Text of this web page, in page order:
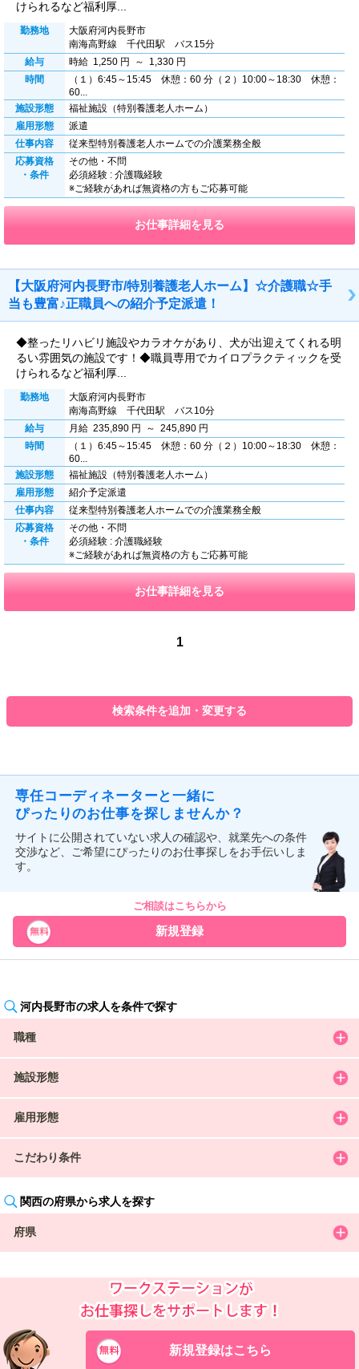
けられるなど福利厚...
勤務地
大阪府河内長野市
南海高野線 千代田駅 バス15分
給与
時給 1,250 円 ～ 1,330 円
時間
（１）6:45～15:45 休憩：60 分（２）10:00～18:30 休憩：
60...
施設形態
福祉施設（特別養護老人ホーム）
雇用形態
派遣
仕事内容
従来型特別養護老人ホームでの介護業務全般
応募資格
・条件
その他・不問
必須経験 : 介護職経験
※ご経験があれば無資格の方もご応募可能
お仕事詳細を見る
【大阪府河内長野市/特別養護老人ホーム】☆介護職☆手
当も豊富♪正職員への紹介予定派遣！
◆整ったリハビリ施設やカラオケがあり、犬が出迎えてくれる明
るい雰囲気の施設です！◆職員専用でカイロプラクティックを受
けられるなど福利厚...
勤務地
大阪府河内長野市
南海高野線 千代田駅 バス10分
給与
月給 235,890 円 ～ 245,890 円
時間
（１）6:45～15:45 休憩：60 分（２）10:00～18:30 休憩：
60...
施設形態
福祉施設（特別養護老人ホーム）
雇用形態
紹介予定派遣
仕事内容
従来型特別養護老人ホームでの介護業務全般
応募資格
・条件
その他・不問
必須経験 : 介護職経験
※ご経験があれば無資格の方もご応募可能
お仕事詳細を見る
1
検索条件を追加・変更する
専任コーディネーターと一緒に
ぴったりのお仕事を探しませんか？
サイトに公開されていない求人の確認や、就業先への条件
交渉など、ご希望にぴったりのお仕事探しをお手伝いしま
す。
ご相談はこちらから
新規登録
河内長野市の求人を条件で探す
職種
施設形態
雇用形態
こだわり条件
関西の府県から求人を探す
府県
新規登録はこちら